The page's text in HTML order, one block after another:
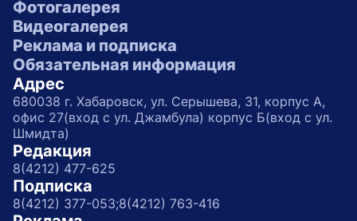
Фотогалерея
Видеогалерея
Реклама и подписка
Обязательная информация
Адрес
680038 г. Хабаровск, ул. Серышева, 31, корпус А,
офис 27(вход с ул. Джамбула) корпус Б(вход с ул.
Шмидта)
Редакция
8(4212) 477-625
Подписка
8(4212) 377-053;8(4212) 763-416